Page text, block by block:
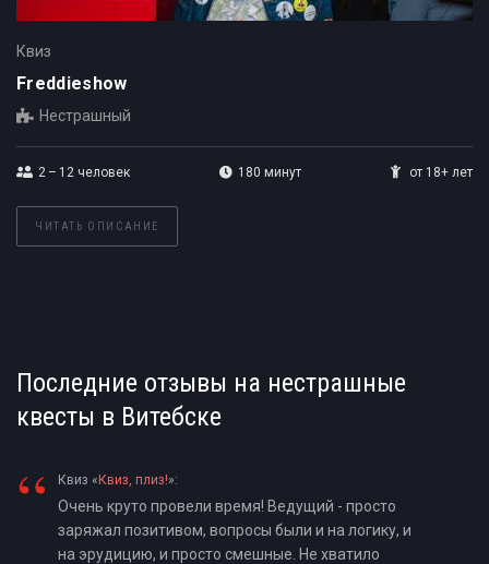
Квиз
Freddieshow
Нестрашный
2 – 12 человек 180 минут от 18+ лет
ЧИТАТЬ ОПИСАНИЕ
Последние отзывы на нестрашные
квесты в Витебске
“ Квиз «Квиз, плиз!»:
Очень круто провели время! Ведущий - просто
заряжал позитивом, вопросы были и на логику, и
на эрудицию, и просто смешные. Не хватило